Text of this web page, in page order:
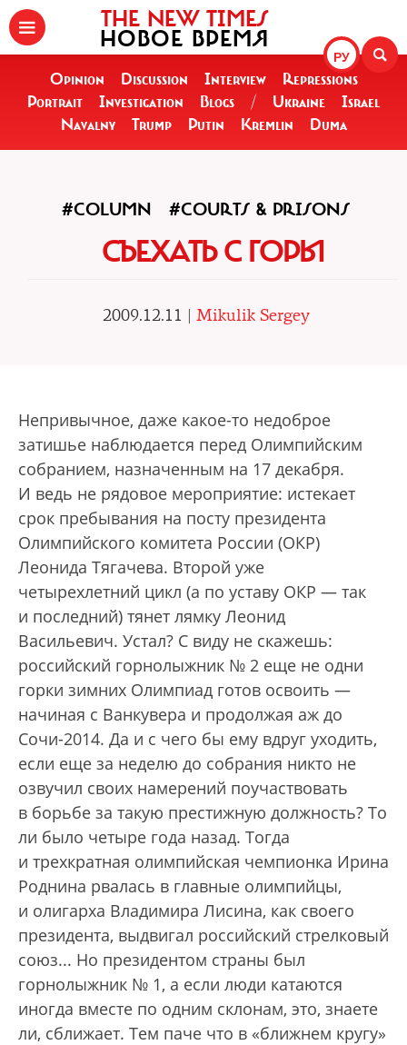
РУ
THE NEW TIMES
НОВОЕ ВРЕМЯ
Opinion Discussion Interview
Repressions
Portrait
Investigation Blogs / Ukraine
Israel
Navalny
Trump Putin Kremlin Duma
#COLUMN #COURTS & PRISONS
СЪЕХАТЬ С ГОРЫ
2009.12.11 | Mikulik Sergey
Непривычное, даже какое-то недоб­рое
затишье наблюдается перед Олимпийским
собранием, назначенным на 17 декабря.
И ведь не рядовое мероприятие: истекает
срок пребывания на посту президента
Олимпийского комитета России (ОКР)
Леонида Тягачева. Второй уже
четырехлетний цикл (а по уставу ОКР — так
и последний) тянет лямку Леонид
Васильевич. Устал? С виду не скажешь:
российский горнолыжник № 2 еще не одни
горки зимних Олимпиад готов освоить —
начиная с Ванкувера и продолжая аж до
Сочи-2014. Да и с чего бы ему вдруг уходить,
если еще за неделю до собрания никто не
озвучил своих намерений поучаствовать
в борьбе за такую престижную должность? То
ли было четыре года назад. Тогда
и трехкратная олимпийская чемпионка Ирина
Роднина рвалась в главные олимпийцы,
и олигарха Владимира Лисина, как своего
президента, выдвигал российский стрелковый
союз... Но президентом страны был
горнолыжник № 1, а если люди катаются
иногда вместе по одним склонам, это, знаете
ли, сближает. Тем паче что в «ближнем кругу»